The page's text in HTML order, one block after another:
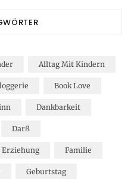
Alltag Mit Kindern
Book Love
Dankbarkeit
Darß
Erziehung Familie
Geburtstag